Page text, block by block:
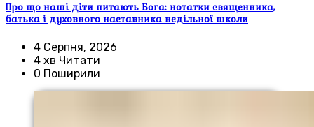
Про що наші діти питають Бога: нотатки священника,
батька і духовного наставника недільної школи
4 Серпня, 2026
4 хв Читати
0 Поширили